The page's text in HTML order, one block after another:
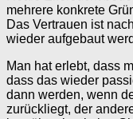
mehrere konkrete
Das Vertrauen ist
wieder aufgebaut
Man hat erlebt, dass
dass das wieder
dann werden, wenn
zurückliegt, der